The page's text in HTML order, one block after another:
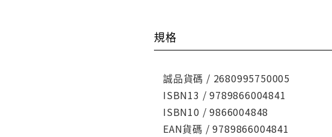
規格
誠品貨碼 / 2680995750005
ISBN13 / 9789866004841
ISBN10 / 9866004848
EAN貨碼 / 9789866004841